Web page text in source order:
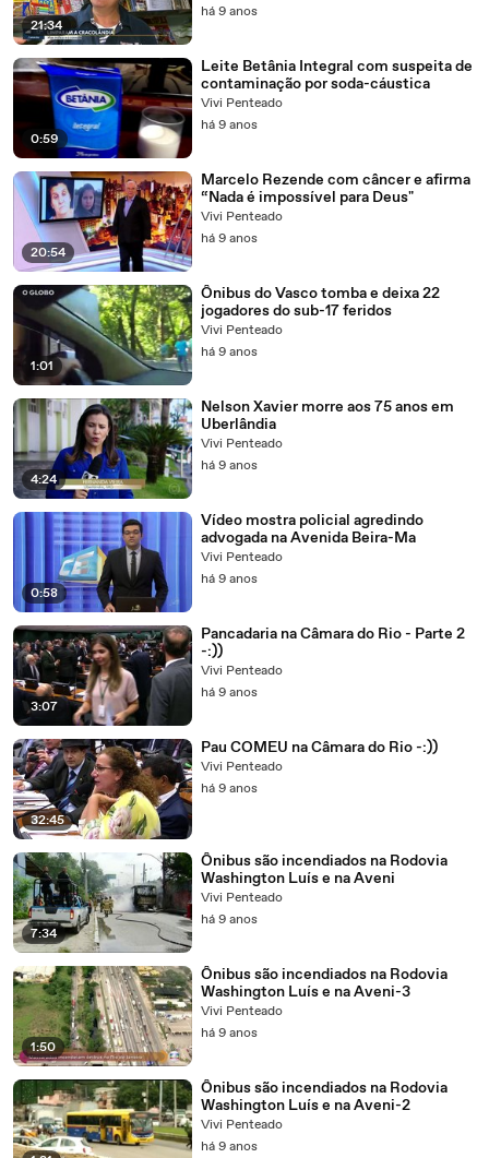
21:34
há 9 anos
0:59
Leite Betânia Integral com suspeita de
contaminação por soda-cáustica
Vivi Penteado
há 9 anos
20:54
Marcelo Rezende com câncer e afirma
“Nada é impossível para Deus"
Vivi Penteado
há 9 anos
1:01
Ônibus do Vasco tomba e deixa 22
jogadores do sub-17 feridos
Vivi Penteado
há 9 anos
4:24
Nelson Xavier morre aos 75 anos em
Uberlândia
Vivi Penteado
há 9 anos
0:58
Vídeo mostra policial agredindo
advogada na Avenida Beira-Ma
Vivi Penteado
há 9 anos
3:07
Pancadaria na Câmara do Rio - Parte 2
-:))
Vivi Penteado
há 9 anos
32:45
Pau COMEU na Câmara do Rio -:))
Vivi Penteado
há 9 anos
7:34
Ônibus são incendiados na Rodovia
Washington Luís e na Aveni
Vivi Penteado
há 9 anos
1:50
Ônibus são incendiados na Rodovia
Washington Luís e na Aveni-3
Vivi Penteado
há 9 anos
Ônibus são incendiados na Rodovia
Washington Luís e na Aveni-2
Vivi Penteado
há 9 anos